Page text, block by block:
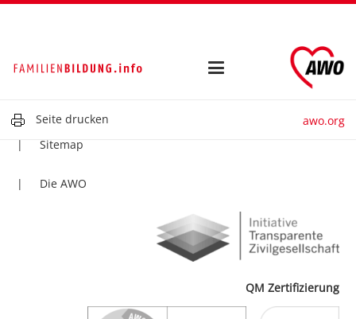
Seite drucken awo.org
Impressum
Sitemap
Die AWO
QM Zertifizierung